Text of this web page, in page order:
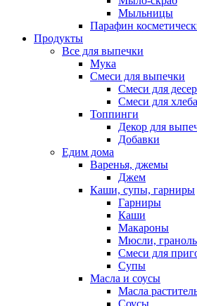
Мыльницы
Парафин
Продукты
Все для выпечки
Мука
Смеси для выпечки
Смеси для
Смеси для хлеба
Топпинги
Декор для
Добавки
Едим дома
Варенья, джемы
Джем
Каши, супы, гарниры
Гарниры
Каши
Макароны
Мюсли,
Смеси для
Супы
Масла и соусы
Масла
Соусы